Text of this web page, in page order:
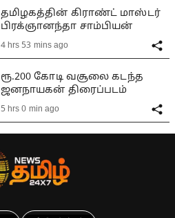
தமிழகத்தின் கிராண்ட் மாஸ்டர்
பிரக்ஞானந்தா சாம்பியன்
4 hrs 53 mins ago
ரூ.200 கோடி வசூலை கடந்த
ஜனநாயகன் திரைப்படம்
5 hrs 0 min ago